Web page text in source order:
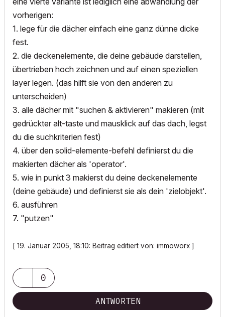
vorherigen:
1. lege für die dächer einfach eine ganz dünne dicke
fest.
2. die deckenelemente, die deine gebäude darstellen,
übertrieben hoch zeichnen und auf einen speziellen
layer legen. (das hilft sie von den anderen zu
unterscheiden)
3. alle dächer mit "suchen & aktivieren" makieren (mit
gedrückter alt-taste und mausklick auf das dach, legst
du die suchkriterien fest)
4. über den solid-elemente-befehl definierst du die
makierten dächer als 'operator'.
5. wie in punkt 3 makierst du deine deckenelemente
(deine gebäude) und definierst sie als dein 'zielobjekt'.
6. ausführen
7. "putzen"
[ 19. Januar 2005, 18:10: Beitrag editiert von: immoworx ]
0
ANTWORTEN